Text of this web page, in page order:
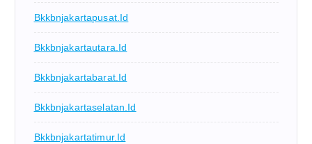
Bkkbnjakartapusat.id
Bkkbnjakartautara.id
Bkkbnjakartabarat.id
Bkkbnjakartaselatan.id
Bkkbnjakartatimur.id